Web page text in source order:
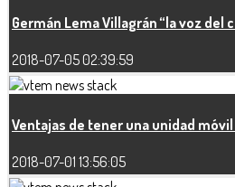
Germán Lema Villagrán “la voz del
2018-07-05 02:39:59
Ventajas de tener una unidad
2018-07-01 13:56:05